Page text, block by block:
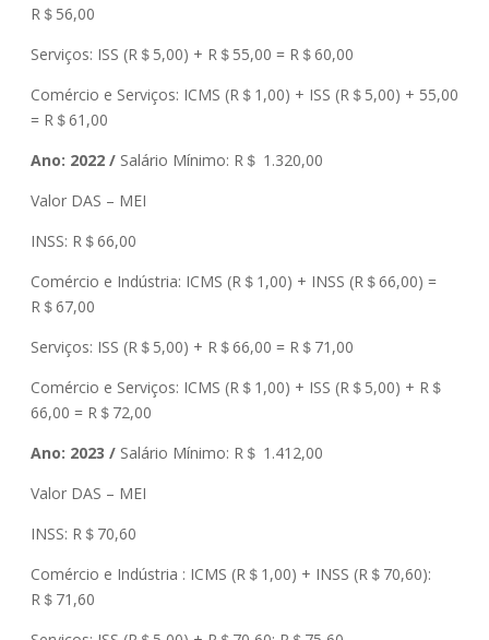
R＄56,00
Serviços: ISS (R＄5,00) + R＄55,00 = R＄60,00
Comércio e Serviços: ICMS (R＄1,00) + ISS (R＄5,00) + 55,00
= R＄61,00
Ano: 2022 / Salário Mínimo: R＄ 1.320,00
Valor DAS – MEI
INSS: R＄66,00
Comércio e Indústria: ICMS (R＄1,00) + INSS (R＄66,00) =
R＄67,00
Serviços: ISS (R＄5,00) + R＄66,00 = R＄71,00
Comércio e Serviços: ICMS (R＄1,00) + ISS (R＄5,00) + R＄
66,00 = R＄72,00
Ano: 2023 / Salário Mínimo: R＄ 1.412,00
Valor DAS – MEI
INSS: R＄70,60
Comércio e Indústria : ICMS (R＄1,00) + INSS (R＄70,60):
R＄71,60